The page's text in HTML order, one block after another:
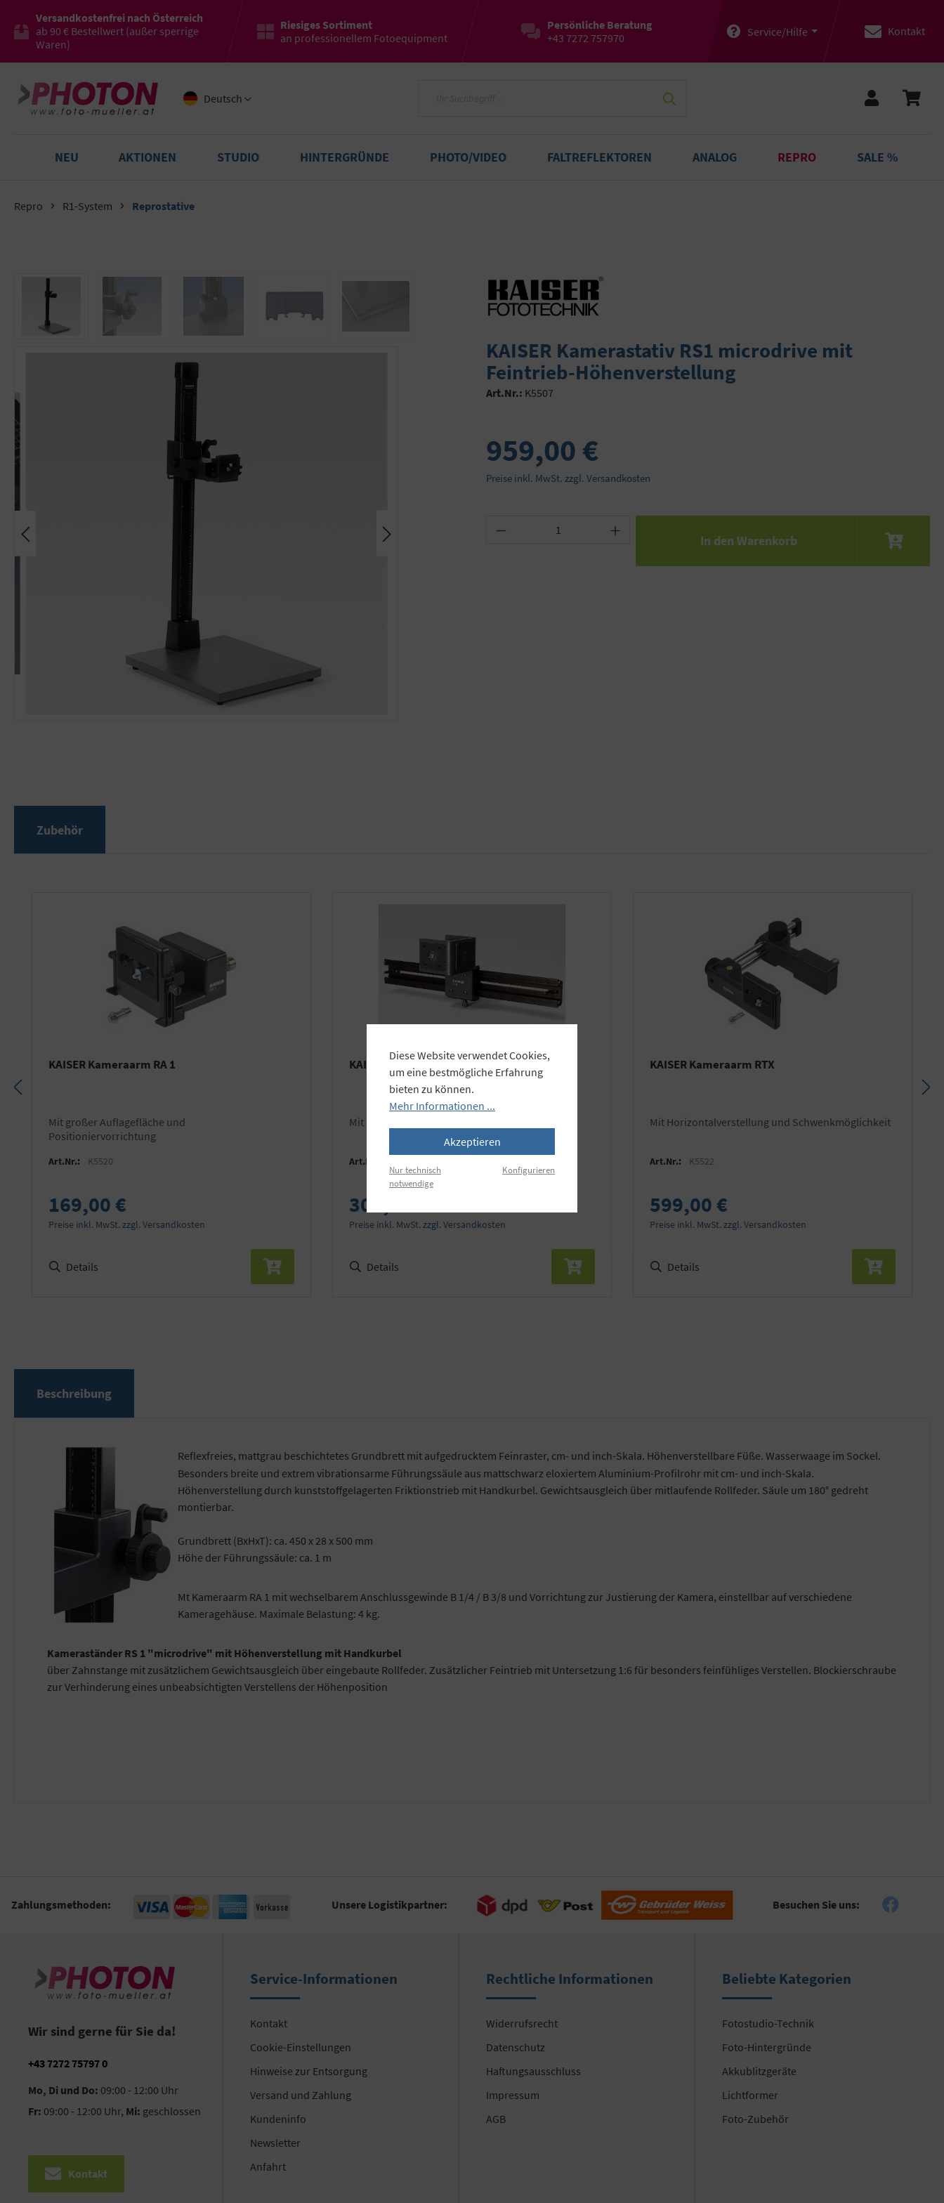
Versandkostenfrei nach Österreich
ab 90 € Bestellwert (außer sperrige
Waren)
Riesiges Sortiment
an professionellem Fotoequipment
Persönliche Beratung
+43 7272 757970
Service/Hilfe Kontakt
Deutsch
NEU AKTIONEN STUDIO HINTERGRÜNDE PHOTO/VIDEO FALTREFLEKTOREN ANALOG REPRO SALE %
Repro R1-System Reprostative
Bildergalerie überspringen
KAISER Kamerastativ RS1 microdrive mit
Feintrieb-Höhenverstellung
Art.Nr.: K5507
959,00 €
Preise inkl. MwSt. zzgl. Versandkosten
Produkt Anzahl: Gib den gewünschten Wert ein oder benutze
In den Warenkorb
Zubehör
KAISER Kameraarm RA 1
mit großer Auflagefläche und
Positioniervorrichtung
Art.Nr.: K5520
169,00 €
Preise inkl. MwSt. zzgl. Versandkosten
Details
KAISER Kameraarm RLR
mit Rechts-/Links-Verstellung
Art.Nr.:
309,90 €
Preise inkl. MwSt. zzgl. Versandkosten
Details
KAISER Kameraarm RTX
mit Horizontalverstellung und Schwenkmöglichkeit
Art.Nr.: K5522
599,00 €
Preise inkl. MwSt. zzgl. Versandkosten
Details
Beschreibung
Reflexfreies, mattgrau beschichtetes Grundbrett mit aufgedrucktem Feinraster, cm- und inch-Skala. Höhenverstellbare Füße. Wasserwaage im Sockel.
Besonders breite und extrem vibrationsarme Führungssäule aus mattschwarz eloxiertem Aluminium-Profilrohr mit cm- und inch-Skala.
Höhenverstellung durch kunststoffgelagerten Friktionstrieb mit Handkurbel. Gewichtsausgleich über mitlaufende Rollfeder. Säule um 180° gedreht
montierbar.
Grundbrett (BxHxT): ca. 450 x 28 x 500 mm
Höhe der Führungssäule: ca. 1 m
Mt Kameraarm RA 1 mit wechselbarem Anschlussgewinde B 1/4 / B 3/8 und Vorrichtung zur Justierung der Kamera, einstellbar auf verschiedene
Kameragehäuse. Maximale Belastung: 4 kg.
Kameraständer RS 1 "microdrive" mit Höhenverstellung mit Handkurbel
über Zahnstange mit zusätzlichem Gewichtsausgleich über eingebaute Rollfeder. Zusätzlicher Feintrieb mit Untersetzung 1:6 für besonders feinfühliges Verstellen. Blockierschraube
zur Verhinderung eines unbeabsichtigten Verstellens der Höhenposition
Zahlungsmethoden: Unsere Logistikpartner: Besuchen Sie uns:
Wir sind gerne für Sie da!
+43 7272 75797 0
Mo, Di und Do: 09:00 - 12:00 Uhr
Fr: 09:00 - 12:00 Uhr, Mi: geschlossen
Kontakt
Service-Informationen
Kontakt
Cookie-Einstellungen
Hinweise zur Entsorgung
Versand und Zahlung
Kundeninfo
Newsletter
Anfahrt
Rechtliche Informationen
Widerrufsrecht
Datenschutz
Haftungsausschluss
Impressum
AGB
Beliebte Kategorien
Fotostudio-Technik
Foto-Hintergründe
Akkublitzgeräte
Lichtformer
Foto-Zubehör
Diese Website verwendet Cookies,
um eine bestmögliche Erfahrung
bieten zu können.
Mehr Informationen ...
Akzeptieren
Nur technisch
notwendige
Konfigurieren